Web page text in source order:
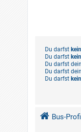
Du darfst
Du darfst
Du darfst
Du darfst
Du darfst
Bus-